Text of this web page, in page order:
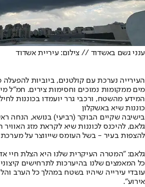
ענני גשם באשדוד // צילום: עיריית אשדוד
העירייה נערכת עם קולטנים, ביוביות
מים ממקומות נמוכים וחסימות צירים. חמ"ל
המידע מהשטח, ורכבי גרר יועמדו בכוננות
כוננות שיא באשקלון
בישיבה שקיים הבוקר (רביעי) בנושא, הנחה
גלאם, להיכנס לכוננות שיא לקראת מזג האוויר
להצפות בעיר - בשל העומס שייווצר על מערכת
גלאם: "המטרה העיקרית שלנו היא הצלת חיי
כל המאמצים שלנו בהיערכות לתרחישים
עובדי עירייה שיהיו בשטח במהלך כל הערב
אירוע".